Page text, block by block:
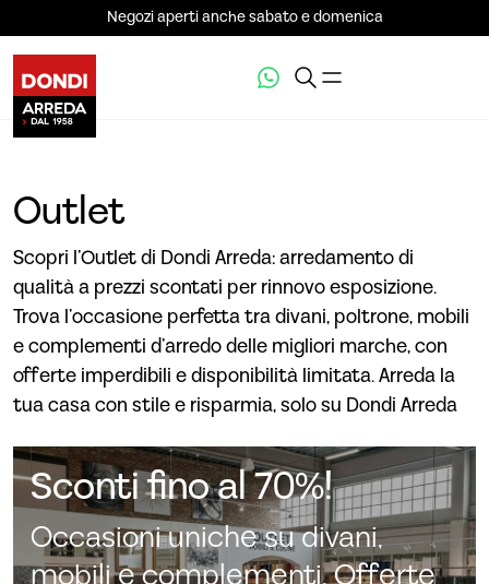
Negozi aperti anche sabato e domenica
Outlet
Scopri l’Outlet di Dondi Arreda: arredamento di
qualità a prezzi scontati per rinnovo esposizione.
Trova l’occasione perfetta tra divani, poltrone, mobili
e complementi d’arredo delle migliori marche, con
offerte imperdibili e disponibilità limitata. Arreda la
tua casa con stile e risparmia, solo su Dondi Arreda
Sconti fino al 70%!
Occasioni uniche su divani,